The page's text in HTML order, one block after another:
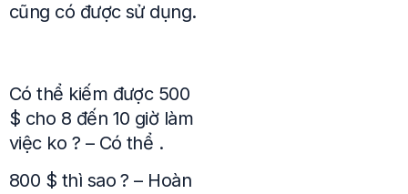
cũng có được sử dụng.
Có thể kiếm được 500
$ cho 8 đến 10 giờ làm
việc ko ? – Có thể .
800 $ thì sao ? – Hoàn